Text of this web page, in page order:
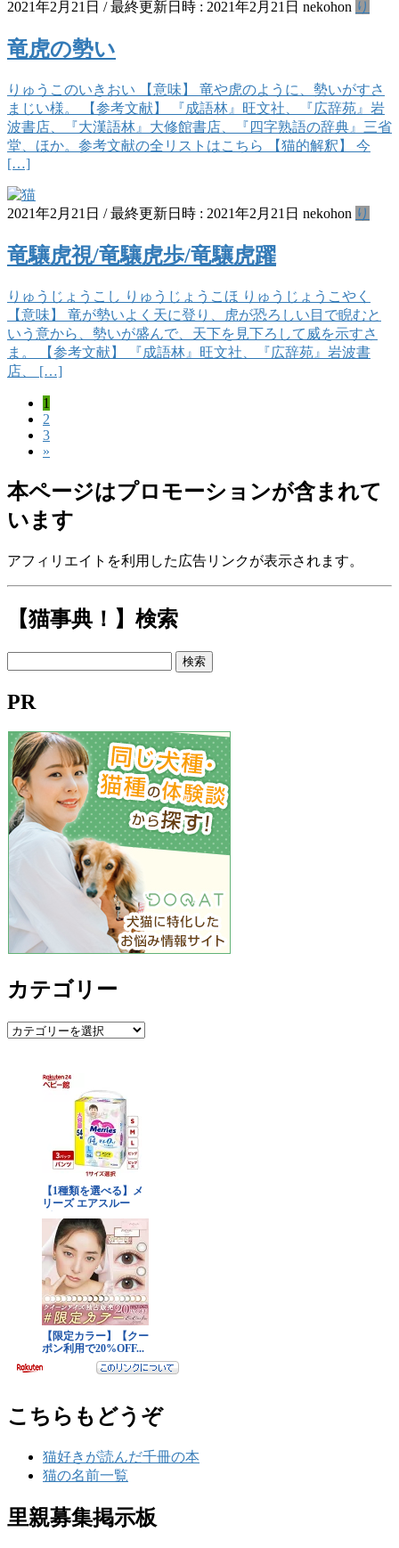
2021年2月21日 / 最終更新日時 : 2021年2月21日 nekohon り
竜虎の勢い
りゅうこのいきおい 【意味】 竜や虎のように、勢いがすさ
まじい様。 【参考文献】 『成語林』旺文社、『広辞苑』岩
波書店、『大漢語林』大修館書店、『四字熟語の辞典』三省
堂、ほか。参考文献の全リストはこちら 【猫的解釈】 今
[…]
2021年2月21日 / 最終更新日時 : 2021年2月21日 nekohon り
竜驤虎視/竜驤虎歩/竜驤虎躍
りゅうじょうこし りゅうじょうこほ りゅうじょうこやく
【意味】 竜が勢いよく天に登り、虎が恐ろしい目で睨むと
いう意から、勢いが盛んで、天下を見下ろして威を示すさ
ま。 【参考文献】 『成語林』旺文社、『広辞苑』岩波書
店、 […]
ペ
ー
ジ
送
り
固
定
ペ
ー
1
固
定
ペ
ジ
2
固
定
ー
ジ
3
»
本ページはプロモーションが含まれて
います
アフィリエイトを利用した広告リンクが表示されます。
【猫事典！】検索
PR
カテゴリー
カ
こちらもどうぞ
猫好きが読んだ千冊の本
猫の名前一覧
里親募集掲示板